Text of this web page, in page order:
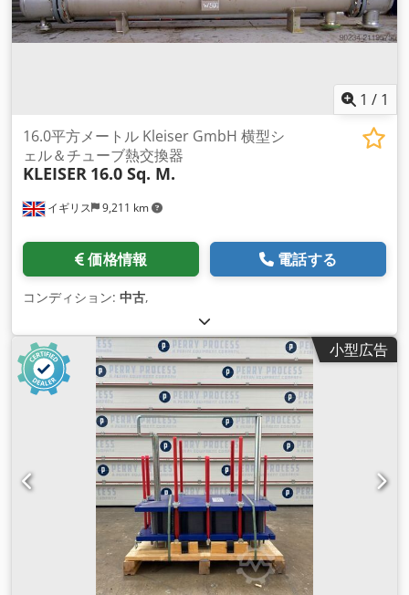
1 / 1
イギリス 9,211 km
16.0平方メートル Kleiser GmbH 横型シ
ェル＆チューブ熱交換器
KLEISER 16.0 Sq. M.
価格情報 電話する
コンディション: 中古,
小型広告